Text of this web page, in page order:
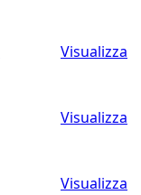
Visualizza
Visualizza
Visualizza